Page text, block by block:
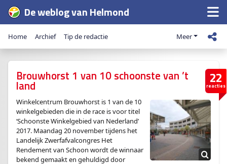
De weblog van Helmond
Home Archief Tip de redactie Meer
22
reacties
Brouwhorst 1 van 10 schoonste van ’t
land
Winkelcentrum Brouwhorst is 1 van de 10
winkelgebieden die in de race is voor titel
‘Schoonste Winkelgebied van Nederland’
2017. Maandag 20 november tijdens het
Landelijk Zwerfafvalcongres Het
Rendement van Schoon wordt de winnaar
bekend gemaakt en gehuldigd door